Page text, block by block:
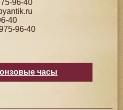
96-40
40
96-40
часы